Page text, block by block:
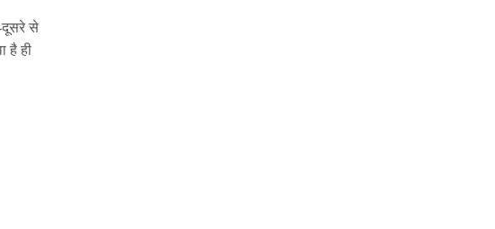
दूसरे से
है ही